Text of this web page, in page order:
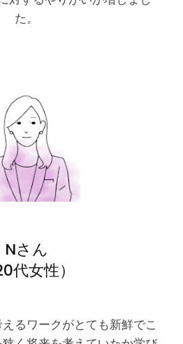
た。
Nさん
代女性）
るワークがとても新鮮でこ